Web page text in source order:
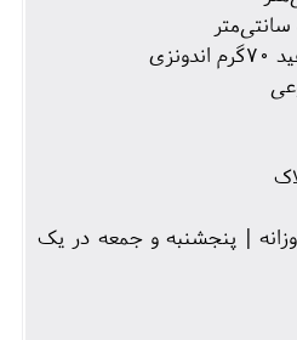
| پنجشنبه و جمعه در یک